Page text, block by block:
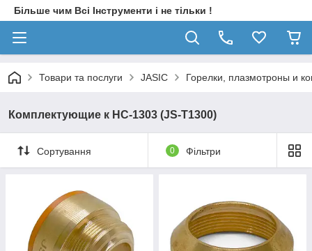
Більше чим Всі Інструменти і не тільки !
Товари та послуги JASIC Горелки, плазмотроны и
Комплектующие к HC-1303 (JS-T1300)
Сортування 0 Фільтри